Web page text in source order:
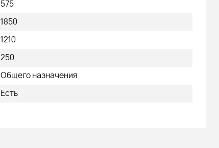
575
1850
1210
250
Общего назначения
Есть